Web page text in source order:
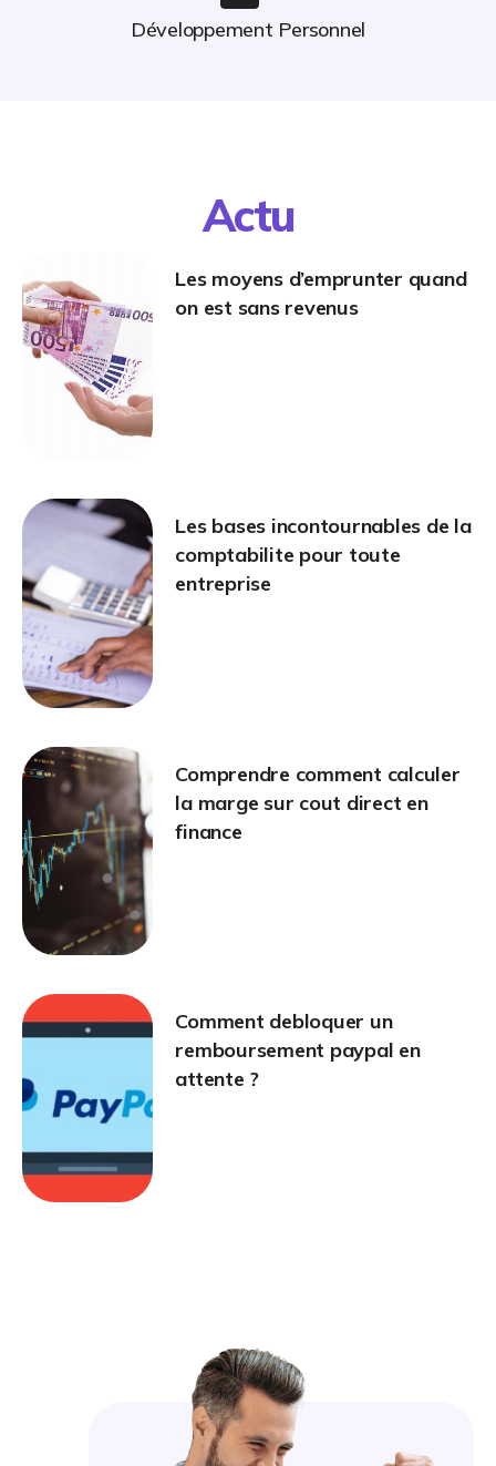
Développement Personnel
Actu
Les moyens d’emprunter quand
on est sans revenus
Les bases incontournables de la
comptabilite pour toute
entreprise
Comprendre comment calculer
la marge sur cout direct en
finance
Comment debloquer un
remboursement paypal en
attente ?